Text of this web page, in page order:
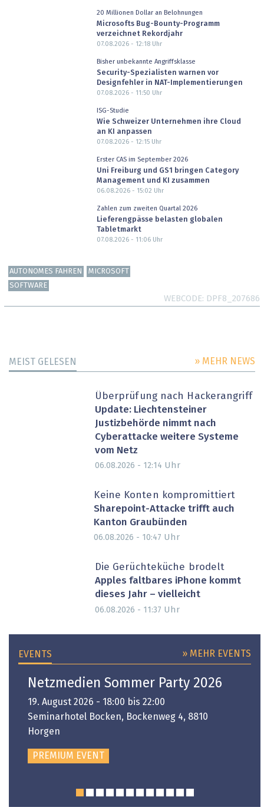
20 Millionen Dollar an Belohnungen
Microsofts Bug-Bounty-Programm
verzeichnet Rekordjahr
07.08.2026 - 12:18Uhr
Bisher unbekannte Angriffsklasse
Security-Spezialisten warnen vor
Designfehler in NAT-Implementierungen
07.08.2026 - 11:50 Uhr
ISG-Studie
Wie Schweizer Unternehmen ihre Cloud
an KI anpassen
07.08.2026 - 12:15Uhr
Erster CAS im September 2026
Uni Freiburg und GS1 bringen Category
Management und KI zusammen
06.08.2026 - 15:02 Uhr
Zahlen zum zweiten Quartal 2026
Lieferengpässe belasten globalen
Tabletmarkt
07.08.2026 - 11:06Uhr
AUTONOMES FAHREN
MICROSOFT
SOFTWARE
WEBCODE DPF8_207686
MEIST GELESEN » MEHR NEWS
Überprüfung nach Hackerangriff
Update: Liechtensteiner
Justizbehörde nimmt nach
Cyberattacke weitere Systeme
vom Netz
06.08.2026 - 12:14 Uhr
Keine Konten kompromittiert
Sharepoint-Attacke trifft auch
Kanton Graubünden
06.08.2026 - 10:47 Uhr
Die Gerüchteküche brodelt
Apples faltbares iPhone kommt
dieses Jahr – vielleicht
06.08.2026 - 11:37 Uhr
EVENTS » MEHR EVENTS
Netzmedien Sommer Party 2026
19. August 2026 - 18:00 bis 22:00
Seminarhotel Bocken, Bockenweg 4, 8810
Horgen
PREMIUM EVENT